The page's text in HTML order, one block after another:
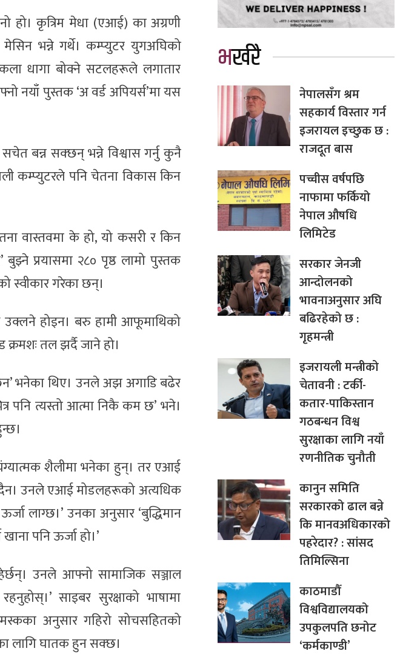
हो। कृत्रिम मेधा (एआई) का अग्रणी
भन्ने गर्थे। कम्प्युटर युगअघिको
धागा बोक्ने सटलहरूले लगातार
नयाँ पुस्तक ‘अ वर्ड अपियर्स’मा यस
बन्न सक्छन् भन्ने विश्वास गर्नु कुनै
कम्प्युटरले पनि चेतना विकास किन
वास्तवमा के हो, यो कसरी र किन
प्रयासमा २८० पृष्ठ लामो पुस्तक
गरेका छन्।
उक्लने होइन। बरु हामी आफूमाथिको
तल झर्दै जाने हो।
भनेका थिए। उनले अझ अगाडि बढेर
पनि त्यस्तो आत्मा निकै कम छ’ भने।
शैलीमा भनेका हुन्। तर एआई
उनले एआई मोडलहरूको अत्यधिक
लाग्छ।’ उनका अनुसार ‘बुद्धिमान
पनि ऊर्जा हो।’
उनले आफ्नो सामाजिक सञ्जाल
साइबर सुरक्षाको भाषामा
अनुसार गहिरो सोचसहितको
लागि घातक हुन सक्छ।
भर्खरै
नेपालसँग श्रम
सहकार्य विस्तार गर्न
इजरायल इच्छुक छ :
राजदूत बास
पच्चीस वर्षपछि
नाफामा फर्कियो
नेपाल औषधि
लिमिटेड
सरकार जेनजी
आन्दोलनको
भावनाअनुसार अघि
बढिरहेको छ :
गृहमन्त्री
इजरायली मन्त्रीको
चेतावनी : टर्की-
कतार-पाकिस्तान
गठबन्धन विश्व
सुरक्षाका लागि नयाँ
रणनीतिक चुनौती
कानुन समिति
सरकारको ढाल बन्ने
कि मानवअधिकारको
पहरेदार? : सांसद
तिमिल्सिना
काठमाडौँ
विश्वविद्यालयको
उपकुलपति छनोट
‘कर्मकाण्डी’